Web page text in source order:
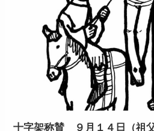
十字架称賛 ９月１４日（祖